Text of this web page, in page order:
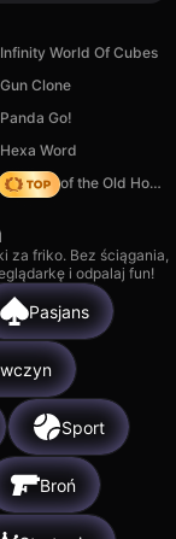
Infinity World Of Cubes
Gun Clone
Panda Go!
Hexa Word
Mystery of the Old House: Hidden Objects
za friko. Bez ściągania,
i odpalaj fun!
Pasjans
Sport
Broń